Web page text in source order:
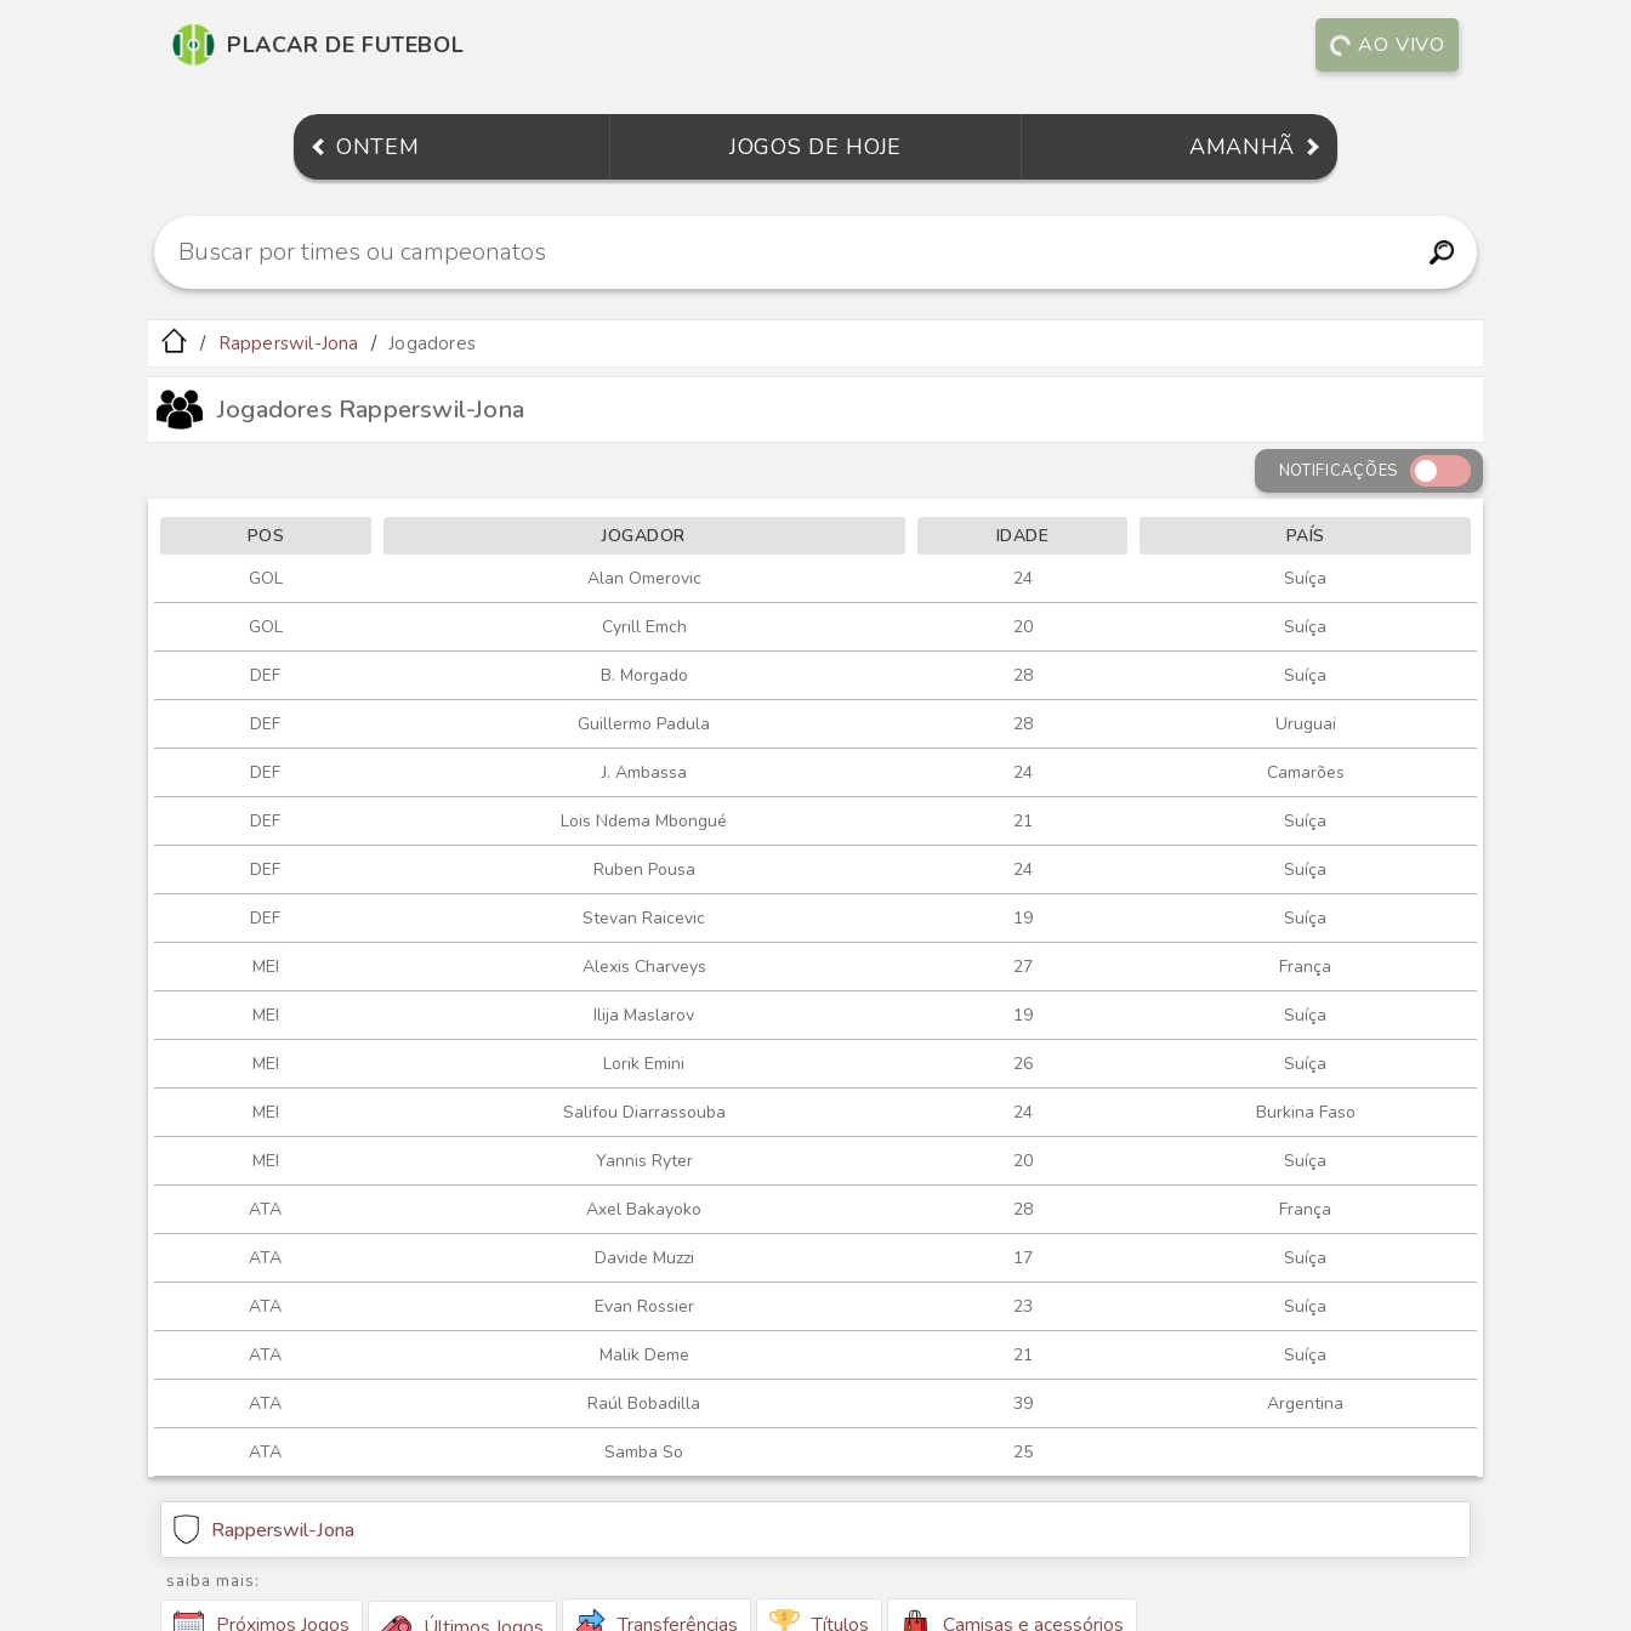
PLACAR DE FUTEBOL AO VIVO
ONTEM JOGOS DE HOJE AMANHÃ
Rapperswil-Jona Jogadores
Jogadores Rapperswil-Jona
NOTIFICAÇÕES
POS JOGADOR IDADE
PAÍS
GOL
Alan Omerovic 24 Suíça
GOL Cyrill Emch 20 Suíça
DEF B. Morgado 28 Suíça
DEF Guillermo Padula 28 Uruguai
DEF J. Ambassa 24 Camarões
DEF Lois Ndema Mbongué 21 Suíça
DEF Ruben Pousa 24 Suíça
DEF Stevan Raicevic 19 Suíça
MEI Alexis Charveys 27 França
MEI Ilija Maslarov 19 Suíça
MEI Lorik Emini 26 Suíça
MEI Salifou Diarrassouba 24 Burkina Faso
MEI Yannis Ryter 20 Suíça
ATA Axel Bakayoko 28 França
ATA Davide Muzzi 17 Suíça
ATA Evan Rossier 23 Suíça
ATA Malik Deme 21 Suíça
ATA Raúl Bobadilla 39 Argentina
ATA Samba So 25
Rapperswil-Jona
saiba mais:
Próximos Jogos Transferências Títulos Camisas e acessórios